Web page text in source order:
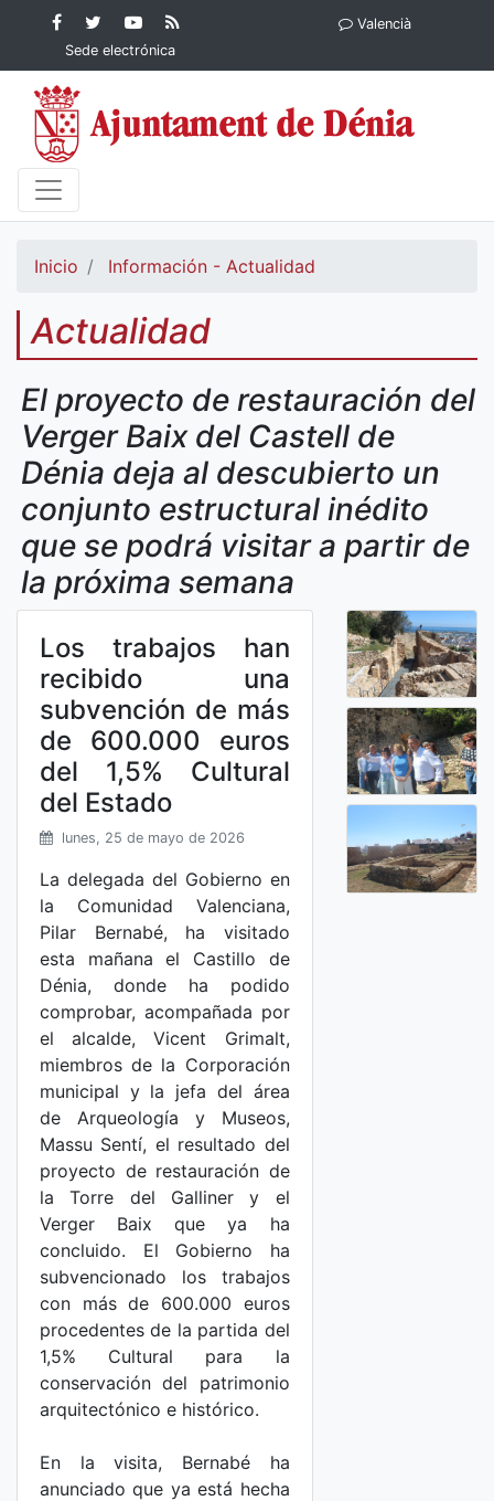
Contenido principalFacebook
Ayuntamiento de
Dénia
Ayuntamiento
de Dénia
YouTube
Ayuntamiento
de Dénia
Ayuntamiento
Sede electrónica
Valencià
Inicio Información - Actualidad
Actualidad
El proyecto de restauración del
Verger Baix del Castell de
Dénia deja al descubierto un
conjunto estructural inédito
que se podrá visitar a partir de
la próxima semana
Los trabajos han
recibido una
subvención de más
de 600.000 euros
del 1,5% Cultural
del Estado
lunes, 25 de mayo de 2026
La delegada del Gobierno en
la Comunidad Valenciana,
Pilar Bernabé, ha visitado
esta mañana el Castillo de
Dénia, donde ha podido
comprobar, acompañada por
el alcalde, Vicent Grimalt,
miembros de la Corporación
municipal y la jefa del área
de Arqueología y Museos,
Massu Sentí, el resultado del
proyecto de restauración de
la Torre del Galliner y el
Verger Baix que ya ha
concluido. El Gobierno ha
subvencionado los trabajos
con más de 600.000 euros
procedentes de la partida del
1,5% Cultural para la
conservación del patrimonio
arquitectónico e histórico.
En la visita, Bernabé ha
anunciado que ya está hecha